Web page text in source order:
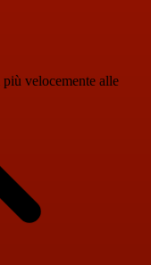
velocemente alle